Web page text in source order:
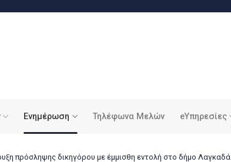
Ενημέρωση Τηλέφωνα Μελών eΥπηρεσίες
πρόσληψης δικηγόρου με έμμισθη εντολή στο δήμο Λαγκαδά